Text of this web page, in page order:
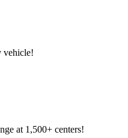
vehicle!
at 1,500+ centers!